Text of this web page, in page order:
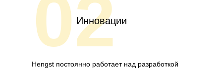
02
Инновации
Hengst постоянно работает над разработкой